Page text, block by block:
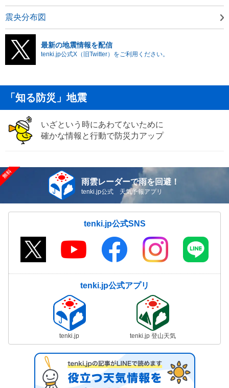
震央分布図
最新の地震情報を配信
tenki.jp公式X（旧Twitter）をご利用ください。
「知る防災」地震
いざという時にあわてないために
確かな情報と行動で防災力アップ
雨雲レーダーで雨を回避！
tenki.jp公式 天気予報アプリ
tenki.jp公式SNS
tenki.jp公式アプリ
tenki.jp tenki.jp 登山天気